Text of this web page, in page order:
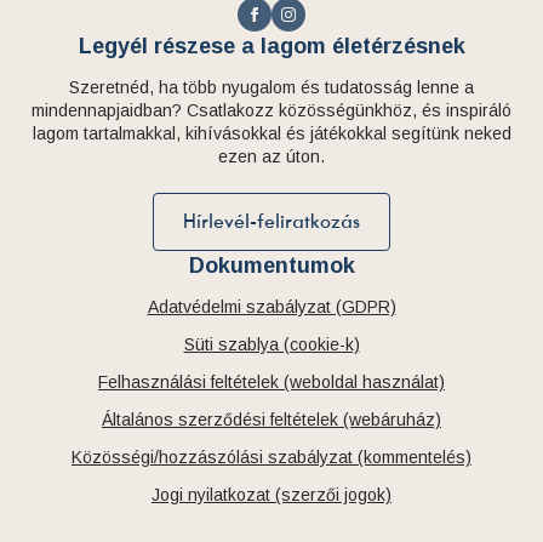
Legyél részese a lagom életérzésnek
Szeretnéd, ha több nyugalom és tudatosság lenne a
mindennapjaidban? Csatlakozz közösségünkhöz, és inspiráló
lagom tartalmakkal, kihívásokkal és játékokkal segítünk neked
ezen az úton.
Hírlevél-feliratkozás
Dokumentumok
Adatvédelmi szabályzat (GDPR)
Süti szablya (cookie-k)
Felhasználási feltételek (weboldal használat)
Általános szerződési feltételek (webáruház)
Közösségi/hozzászólási szabályzat (kommentelés)
Jogi nyilatkozat (szerzői jogok)